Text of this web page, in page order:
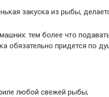
закуска из рыбы,
тем более что
обязательно придется по
любой свежей рыбы;